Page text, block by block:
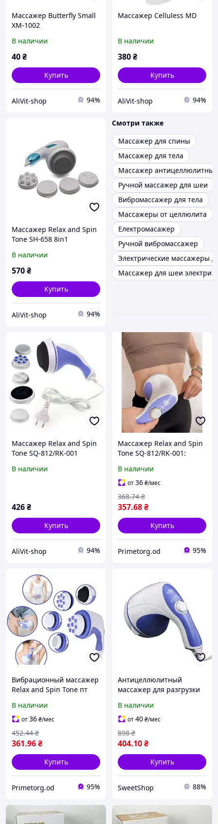
Массажер Butterfly Small
XM-1002
В наличии
40₴
Купить
AliVit-shop 94%
Массажер Celluless MD
В наличии
380₴
Купить
AliVit-shop 94%
Массажер Relax and Spin
Tone SH-658 8in1
В наличии
570₴
Купить
AliVit-shop 94%
Смотри также
Массажер для спины
Массажер для тела
Массажер антицеллюлитный
Ручной массажер для шеи
Вибромассажер для тела
Массажеры от целлюлита
Електромасажер
Ручной вибромассажер
Электрические массажеры
Массажер для шеи
Массажер Relax and Spin
Tone SQ-812/RK-001
В наличии
426₴
Купить
AliVit-shop 94%
Массажер Relax and Spin
Tone SQ-812/RK-001:
режимов, 2500 об/мин
В наличии
от36₴/мес
357.68₴
368.74 ₴
Купить
Primetorg.od 95%
Вибрационный массажер
Relax and Spin Tone пт
В наличии
от36₴/мес
361.96₴
452.44 ₴
Купить
Primetorg.od 95%
Антицеллюлитный
массажер для разгрузки
вибромассажер для
спины Relax Spin Tone
qwr
В наличии
от40₴/мес
404.10₴
898 ₴
Купить
SweetShop 88%